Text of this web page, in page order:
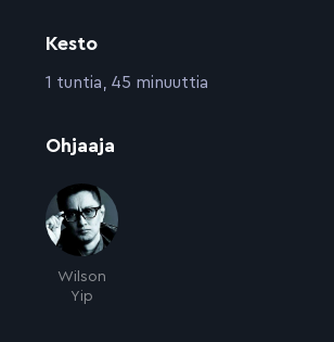
Kesto
:1 tuntia, 45 minuuttia
Ohjaaja
Wilson
Yip